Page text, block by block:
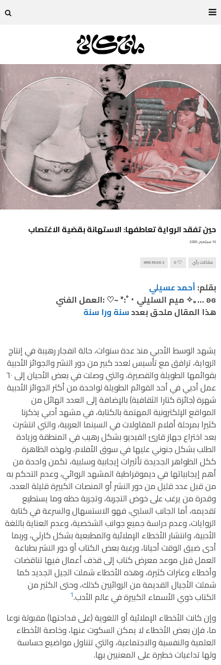
حين تفقد الرواية تعاطفها: الاستهانة بقضية الاغتصاب
15 سبتمبر, 2025
مقالات رأي 0
2 MIN READ
بقلم:أحمد عسيلي
ʚɞ …｡✧ ميم السليلي ･ﾟ:* ~♡ :العمل الفن
هذا المقال ملحق بعددسنة ورا سنة
يشهد الوسط الأدبي منذ عدة سنوات، حالة انفجار رهيبة في إنتاج
الرواية، ترافق مع تأسيس لعدد كبير من دور النشر والجوائز الأدبية
بقوائمها الطويلة والقصيرة، والتي وصلت في بعض الأحيان إلى ٦٠
عمل أدبي في أحد القوائم الطويلة لواحدة من أكثر الجوائز الأدبية
شهرة (جائزة كتارا الثقافية) بالإضافة إلى العدد الهائل من
المواقع الإلكترونية المهتمة بالكتابة، في مشهد أدبي يذكرنا
كثيرا بمرحلة أفلام المقاولات في السينما العربية، والتي انتشرت
بعد اختراع جهاز قارئ الفيديو بشكل رهيب في المنطقة وزيادة
الطلب بشكل جنوني عليها في سوق الأفلام، ولهذه الظاهرة
ككل الظواهر الجديدة تأثيرات إيجابية وسلبية، تكمن واحدة من
أهم إيجابياتها في ديموقراطية المشهد الروائي، وعدم التحكم به
من قبل عدد قليل من دور النشر أو المنصات الكبيرة قليلة العدد،
وقدرة من يرغب على خوض التجربة، وتجربة حظه وما يستطيع
تقديمه، أما الجانب السلبي، فهو الاستسهال والسرعة في كتابة
الروايات، وعدم دراسة جميع جوانب الشخصية، وعدم العناية باللغة
الأدبية، وانتشار الأخطاء الإملائية والمطبعية بشكل كارثي، وربما
أدى ضيق الوقت أحيانا، ورغبة بعض الكتاب أو دور النشر بطباعة
العمل قبل موعد معرض كتاب إلى قذف أعمال فيها تناقضات
وأخطاء وعثرات كثيرة، وهذه الأخطاء شملت الجيل الجديد كما
شملت الأجيال القديمة من الروائيين كذلك، وحتى الكثير من
الكتاب ذوي الأسماء الكبيرة في عالم الأدب.1
وإن كانت الأخطاء الإملائية أو اللغوية (على فداحتها) مقبولة نوعا
ما، فإن بعض الأخطاء لا يمكن السكوت عنها، وخاصة الأخطاء
العلمية والنفسية والاجتماعية، والتي تتناول مواضيع حساسة
ولها تداعيات خطيرة على المعنيين بها.